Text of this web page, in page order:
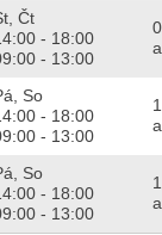
Čt
- 18:00
- 13:00
So
- 18:00
- 13:00
So
- 18:00
- 13:00